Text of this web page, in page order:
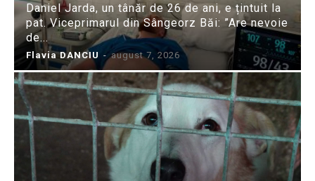
Daniel Jarda, un tânăr de 26 de ani, e țintuit la
pat. Viceprimarul din Sângeorz Băi: ”Are nevoie
de...
Flavia DANCIU - august 7, 2026